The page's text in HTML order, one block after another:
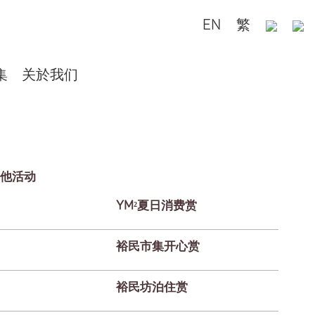
EN 繁
关於我们
活动
YM²夏日消费赏
裕民市集开心赏
裕民坊泊住赏